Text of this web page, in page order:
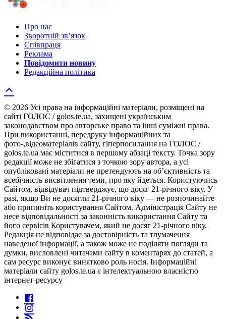
Про нас
Зворотній зв’язок
Співпраця
Реклама
Повідомити новину
Редакційна політика
© 2026 Усі права на інформаційні матеріали, розміщені на
сайті ГОЛОС / golos.te.ua, захищені українським
законодавством про авторське право та інші суміжні права.
При використанні, передруку інформаційних та
фото-,відеоматеріалів сайту, гіперпосилання на ГОЛОС /
golos.te.ua має міститися в першому абзаці тексту. Точка зору
редакції може не збігатися з точкою зору автора, а усі
опубліковані матеріали не претендують на об’єктивність та
всебічність висвітлення теми, про яку йдеться. Користуючись
Сайтом, відвідувач підтверджує, що досяг 21-річного віку. У
разі, якщо Ви не досягли 21-річного віку — не розпочинайте
або припиніть користування Сайтом. Адміністрація Сайту не
несе відповідальності за законність використання Сайту та
його сервісів Користувачем, який не досяг 21-річного віку.
Редакція не відповідає за достовірність та тлумачення
наведеної інформації, а також може не поділяти погляди та
думки, висловлені читачами сайту в коментарях до статей, а
сам ресурс виконує винятково роль носія. Інформаційні
матеріали сайту golos.te.ua є інтелектуальною власністю
інтернет-ресурсу